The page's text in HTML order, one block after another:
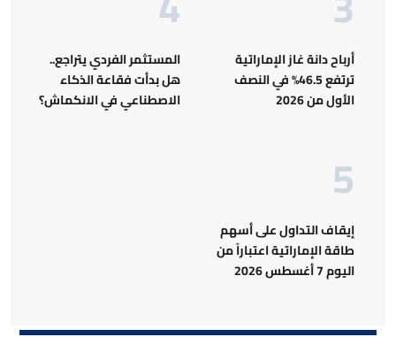
أرباح دانة غاز الإماراتية
ترتفع 46.5% في النصف
الأول من 2026
المستثمر الفردي يتراجع..
هل بدأت فقاعة الذكاء
الاصطناعي في الانكماش؟
إيقاف التداول على أسهم
طاقة الإماراتية اعتباراً من
اليوم 7 أغسطس 2026